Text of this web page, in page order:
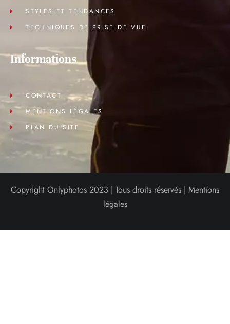
STYLES ET TENDANCES
TECHNIQUES DE PRISE DE VUE
Informations
CONTACT
MENTIONS LÉGALES
PLAN DU SITE
Copyright Onlyphotos 2023 | Tous droits réservés | Mentions
légales